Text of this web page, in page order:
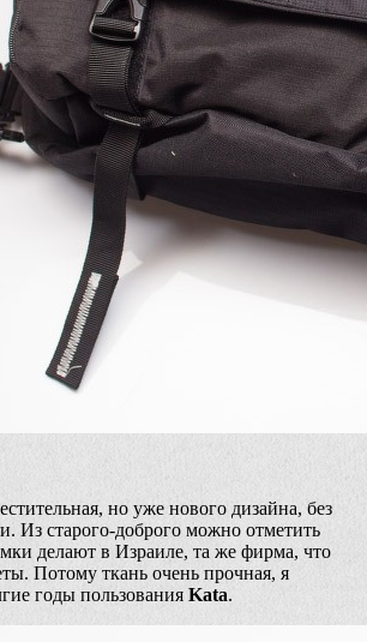
но уже нового дизайна, без
Из старого-доброго можно отметить
делают в Израиле, та же фирма, что
Потому ткань очень прочная, я
годы пользования Kata.